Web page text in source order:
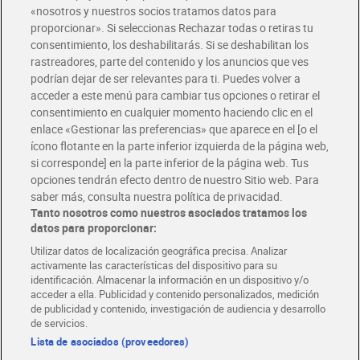
Glovo y Uber Eats
Solicita tu factura de Glovo o Uber Eats
Únete al CLUB Dia
Disfruta las ventajas y ofertas exclusivas.
Descárgate la APP Dia
Folletos y Tiendas
Descubre las mejores ofertas y busca tu tienda más cercana
Tarjeta MaX Dia
Te devuelve hasta 8€/mes de tus compras.
¡Solicita tu tarjeta de crédito aquí!
COMER MEJOR CADA DIA
COLABORA CON DIA ABRE TU TIENDA DIA CORPORATE
«nosotros y nuestros socios tratamos datos para
proporcionar». Si seleccionas Rechazar todas o retiras tu
consentimiento, los deshabilitarás. Si se deshabilitan los
rastreadores, parte del contenido y los anuncios que ves
podrían dejar de ser relevantes para ti. Puedes volver a
acceder a este menú para cambiar tus opciones o retirar el
consentimiento en cualquier momento haciendo clic en el
enlace «Gestionar las preferencias» que aparece en el [o el
ícono flotante en la parte inferior izquierda de la página web,
si corresponde] en la parte inferior de la página web. Tus
opciones tendrán efecto dentro de nuestro Sitio web. Para
saber más, consulta nuestra política de privacidad.
Tanto nosotros como nuestros asociados tratamos los
datos para proporcionar:
Utilizar datos de localización geográfica precisa. Analizar
activamente las características del dispositivo para su
identificación. Almacenar la información en un dispositivo y/o
acceder a ella. Publicidad y contenido personalizados, medición
de publicidad y contenido, investigación de audiencia y desarrollo
de servicios.
Lista de asociados (proveedores)